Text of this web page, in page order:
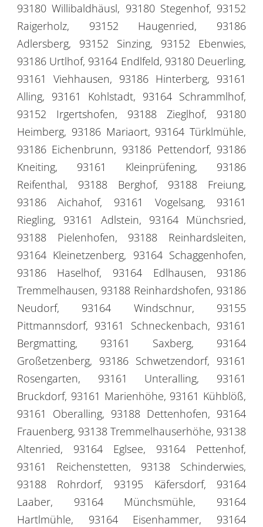
93180 Willibaldhäusl, 93180 Stegenhof, 93152
Raigerholz, 93152 Haugenried, 93186
Adlersberg, 93152 Sinzing, 93152 Ebenwies,
93186 Urtlhof, 93164 Endlfeld, 93180 Deuerling,
93161 Viehhausen, 93186 Hinterberg, 93161
Alling, 93161 Kohlstadt, 93164 Schrammlhof,
93152 Irgertshofen, 93188 Zieglhof, 93180
Heimberg, 93186 Mariaort, 93164 Türklmühle,
93186 Eichenbrunn, 93186 Pettendorf, 93186
Kneiting, 93161 Kleinprüfening, 93186
Reifenthal, 93188 Berghof, 93188 Freiung,
93186 Aichahof, 93161 Vogelsang, 93161
Riegling, 93161 Adlstein, 93164 Münchsried,
93188 Pielenhofen, 93188 Reinhardsleiten,
93164 Kleinetzenberg, 93164 Schaggenhofen,
93186 Haselhof, 93164 Edlhausen, 93186
Tremmelhausen, 93188 Reinhardshofen, 93186
Neudorf, 93164 Windschnur, 93155
Pittmannsdorf, 93161 Schneckenbach, 93161
Bergmatting, 93161 Saxberg, 93164
Großetzenberg, 93186 Schwetzendorf, 93161
Rosengarten, 93161 Unteralling, 93161
Bruckdorf, 93161 Marienhöhe, 93161 Kühblöß,
93161 Oberalling, 93188 Dettenhofen, 93164
Frauenberg, 93138 Tremmelhauserhöhe, 93138
Altenried, 93164 Eglsee, 93164 Pettenhof,
93161 Reichenstetten, 93138 Schinderwies,
93188 Rohrdorf, 93195 Käfersdorf, 93164
Laaber, 93164 Münchsmühle, 93164
Hartlmühle, 93164 Eisenhammer, 93164